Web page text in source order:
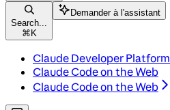
Search...
⌘ K
Demander à l'assistant
Claude Developer Platform
Claude Code on the Web
Claude Code on the Web